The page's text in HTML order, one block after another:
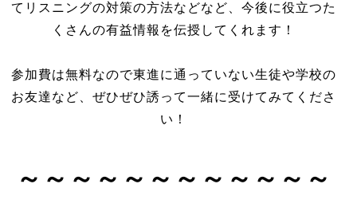
てリスニングの対策の方法などなど、今後に役立つた
くさんの有益情報を伝授してくれます！
参加費は無料なので東進に通っていない生徒や学校の
お友達など、ぜひぜひ誘って一緒に受けてみてくださ
い！
～～～～～～～～～～～～